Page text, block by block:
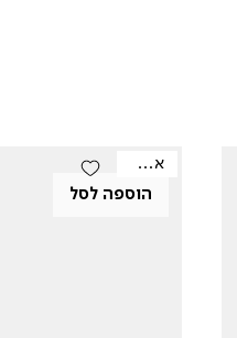
הוספה לסל
אאוטלט